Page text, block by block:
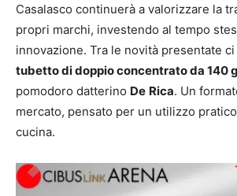
Casalasco continuerà a valorizzare la
propri marchi, investendo al tempo
innovazione. Tra le novità presentate
tubetto di doppio concentrato da 140 g
pomodoro datterino De Rica. Un
mercato, pensato per un utilizzo
cucina.